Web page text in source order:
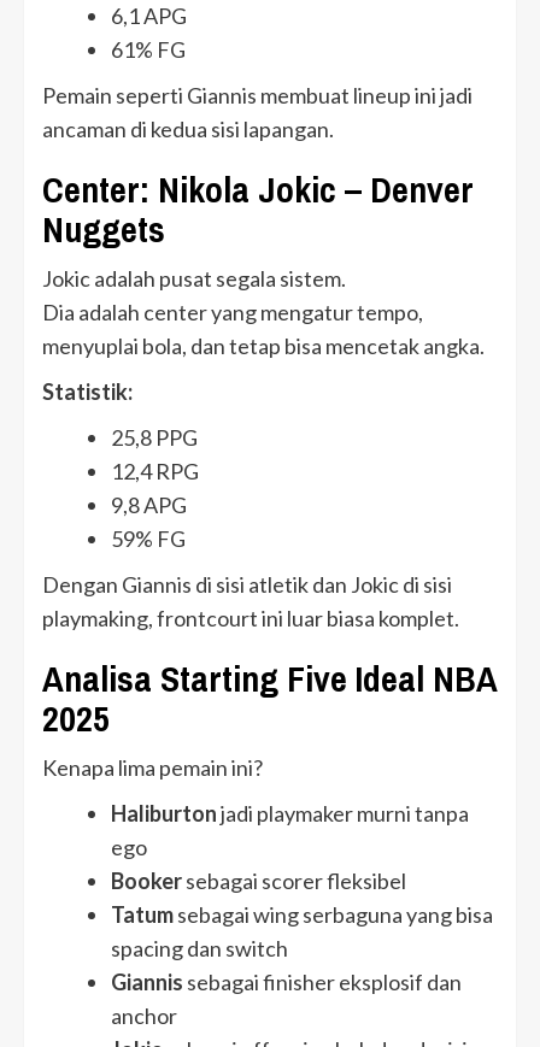
6,1 APG
61% FG
Pemain seperti Giannis membuat lineup ini jadi
ancaman di kedua sisi lapangan.
Center: Nikola Jokic – Denver
Nuggets
Jokic adalah pusat segala sistem.
Dia adalah center yang mengatur tempo,
menyuplai bola, dan tetap bisa mencetak angka.
Statistik:
25,8 PPG
12,4 RPG
9,8 APG
59% FG
Dengan Giannis di sisi atletik dan Jokic di sisi
playmaking, frontcourt ini luar biasa komplet.
Analisa Starting Five Ideal NBA
2025
Kenapa lima pemain ini?
Haliburtonjadi playmaker murni tanpa
ego
Bookersebagai scorer fleksibel
Tatumsebagai wing serbaguna yang bisa
spacing dan switch
Giannis sebagai finisher eksplosif dan
anchor